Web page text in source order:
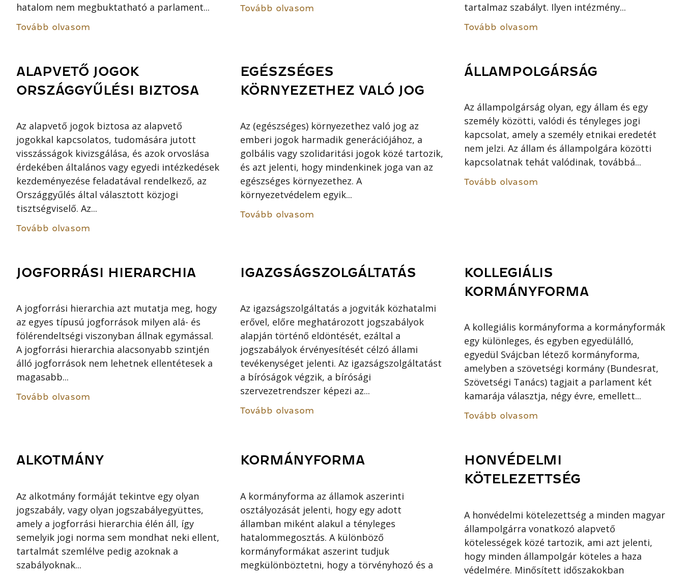
hatalom nem megbuktatható a parlament...
Tovább olvasom
Tovább olvasom
tartalmaz szabályt. Ilyen intézmény...
Tovább olvasom
ALAPVETŐ JOGOK
ORSZÁGGYŰLÉSI BIZTOSA
Az alapvető jogok biztosa az alapvető
jogokkal kapcsolatos, tudomására jutott
visszásságok kivizsgálása, és azok orvoslása
érdekében általános vagy egyedi intézkedések
kezdeményezése feladatával rendelkező, az
Országgyűlés által választott közjogi
tisztségviselő. Az...
Tovább olvasom
EGÉSZSÉGES
KÖRNYEZETHEZ VALÓ JOG
Az (egészséges) környezethez való jog az
emberi jogok harmadik generációjához, a
golbális vagy szolidaritási jogok közé tartozik,
és azt jelenti, hogy mindenkinek joga van az
egészséges környezethez. A
környezetvédelem egyik...
Tovább olvasom
ÁLLAMPOLGÁRSÁG
Az állampolgárság olyan, egy állam és egy
személy közötti, valódi és tényleges jogi
kapcsolat, amely a személy etnikai eredetét
nem jelzi. Az állam és állampolgára közötti
kapcsolatnak tehát valódinak, továbbá...
Tovább olvasom
JOGFORRÁSI HIERARCHIA
A jogforrási hierarchia azt mutatja meg, hogy
az egyes típusú jogforrások milyen alá- és
fölérendeltségi viszonyban állnak egymással.
A jogforrási hierarchia alacsonyabb szintjén
álló jogforrások nem lehetnek ellentétesek a
magasabb...
Tovább olvasom
IGAZGSÁGSZOLGÁLTATÁS
Az igazságszolgáltatás a jogviták közhatalmi
erővel, előre meghatározott jogszabályok
alapján történő eldöntését, ezáltal a
jogszabályok érvényesítését célzó állami
tevékenységet jelenti. Az igazságszolgáltatást
a bíróságok végzik, a bírósági
szervezetrendszer képezi az...
Tovább olvasom
KOLLEGIÁLIS
KORMÁNYFORMA
A kollegiális kormányforma a kormányformák
egy különleges, és egyben egyedülálló,
egyedül Svájcban létező kormányforma,
amelyben a szövetségi kormány (Bundesrat,
Szövetségi Tanács) tagjait a parlament két
kamarája választja, négy évre, emellett...
Tovább olvasom
ALKOTMÁNY
Az alkotmány formáját tekintve egy olyan
jogszabály, vagy olyan jogszabályegyüttes,
amely a jogforrási hierarchia élén áll, így
semelyik jogi norma sem mondhat neki ellent,
tartalmát szemlélve pedig azoknak a
szabályoknak...
KORMÁNYFORMA
A kormányforma az államok aszerinti
osztályozását jelenti, hogy egy adott
államban miként alakul a tényleges
hatalommegosztás. A különböző
kormányformákat aszerint tudjuk
megkülönböztetni, hogy a törvényhozó és a
HONVÉDELMI
KÖTELEZETTSÉG
A honvédelmi kötelezettség a minden magyar
állampolgárra vonatkozó alapvető
kötelességek közé tartozik, ami azt jelenti,
hogy minden állampolgár köteles a haza
védelmére. Minősített időszakokban